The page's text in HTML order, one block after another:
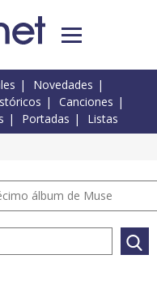
Novedades
Canciones
Portadas Listas
álbum de Muse